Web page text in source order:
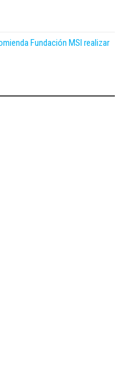
Fundación MSI realizar